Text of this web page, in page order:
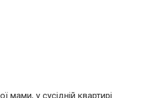
мами, у сусідній квартирі